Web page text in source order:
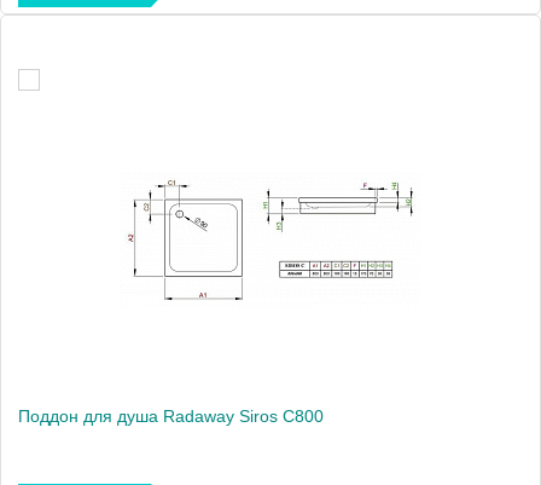
Поддон для душа Radaway Siros C800